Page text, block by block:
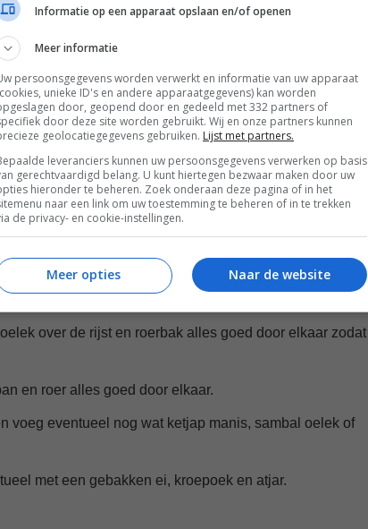
een heerlijkenasi goreng
en de groenten in fijne stukjes. Hak de knoflook
en bak de kip tot deze gaar en goudbruin is. Haal
pan en fruit de knoflook en chili tot ze geurig zijn.
pan en bak ze tot ze beetgaar zijn.
roerbak alles goed door elkaar. Gebruik eventueel je
over de rijst en roerbak alles goed door elkaar zodat
en roer alles goed door elkaar.
voeg eventueel nog wat ketjap manis, sambal oelek of
met een gebakken ei, kroepoek en atjar.
Informatie op een apparaat opslaan en/of openen
Meer informatie
persoonsgegevens worden verwerkt en informatie van uw apparaat
unieke ID's en andere apparaatgegevens) kan worden
door, geopend door en gedeeld met 332 partners of
door deze site worden gebruikt. Wij en onze partners kunnen
geolocatiegegevens gebruiken. Lijst met partners.
leveranciers kunnen uw persoonsgegevens verwerken op basis
gerechtvaardigd belang. U kunt hiertegen bezwaar maken door uw
hieronder te beheren. Zoek onderaan deze pagina of in het
naar een link om uw toestemming te beheren of in te trekken
de privacy- en cookie-instellingen.
Naar de website
Meer opties